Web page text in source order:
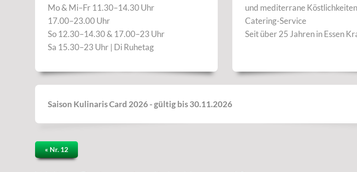
Mo & Mi–Fr 11.30–14.30 Uhr
17.00–23.00 Uhr
So 12.30–14.30 & 17.00–23 Uhr
Sa 15.30–23 Uhr | Di Ruhetag
und mediterrane Köstlichkeiten
Catering-Service
Seit über 25 Jahren in Essen
Saison Kulinaris Card 2026 - gültig bis 30.11.2026
« Nr. 12